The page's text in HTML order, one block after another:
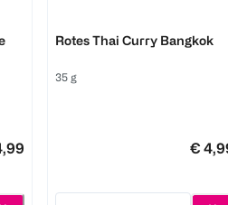
Rotes Thai Curry Bangkok
35 g
€